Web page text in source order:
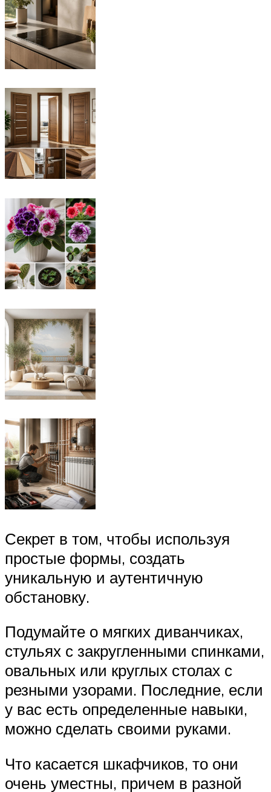
Секрет в том, чтобы используя
простые формы, создать
уникальную и аутентичную
обстановку.
Подумайте о мягких диванчиках,
стульях с закругленными спинками,
овальных или круглых столах с
резными узорами. Последние, если
у вас есть определенные навыки,
можно сделать своими руками.
Что касается шкафчиков, то они
очень уместны, причем в разной